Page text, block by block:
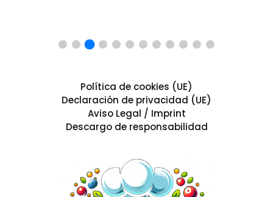
Política de cookies (UE)
Declaración de privacidad (UE)
Aviso Legal / Imprint
Descargo de responsabilidad